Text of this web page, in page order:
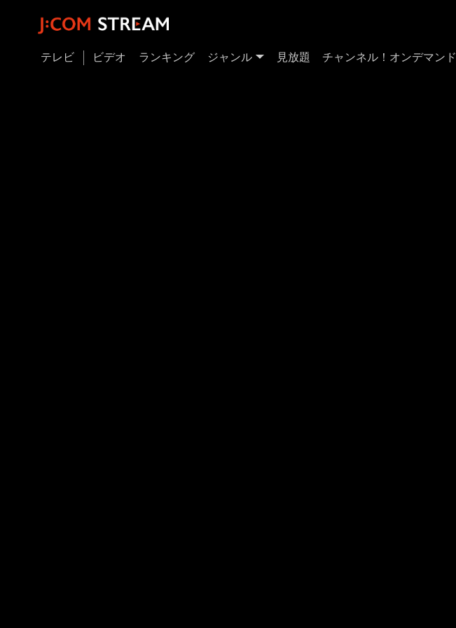
テレビ ビデオ ランキング ジャンル 見放題 チャンネル！オンデマンド